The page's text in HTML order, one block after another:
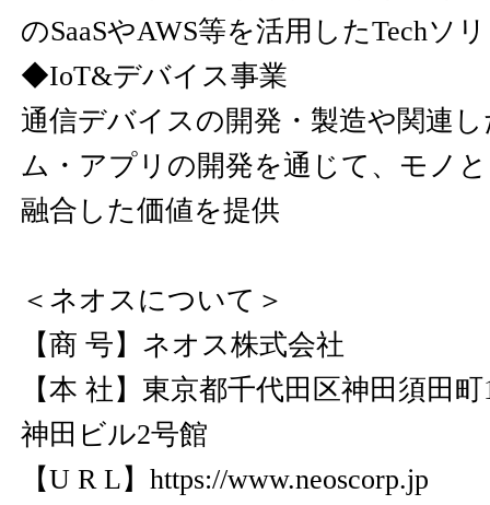
のSaaSやAWS等を活用したTechソ
◆IoT&デバイス事業
通信デバイスの開発・製造や関連
ム・アプリの開発を通じて、モノ
融合した価値を提供
＜ネオスについて＞
【商 号】ネオス株式会社
【本 社】東京都千代田区神田須田
神田ビル2号館
【U R L】 https://www.neoscorp.jp